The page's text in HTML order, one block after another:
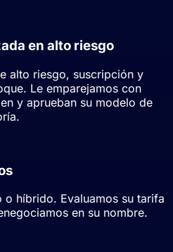
en alto riesgo
alto riesgo, suscripción y
Le emparejamos con
y aprueban su modelo de
híbrido. Evaluamos su tarifa
en su nombre.